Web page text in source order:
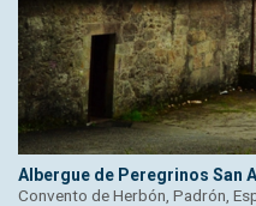
Albergue de Peregrinos San
Convento de Herbón, Padrón,